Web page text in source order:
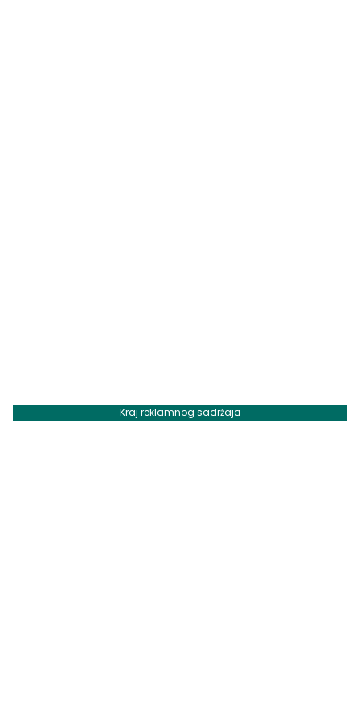
Kraj reklamnog sadržaja